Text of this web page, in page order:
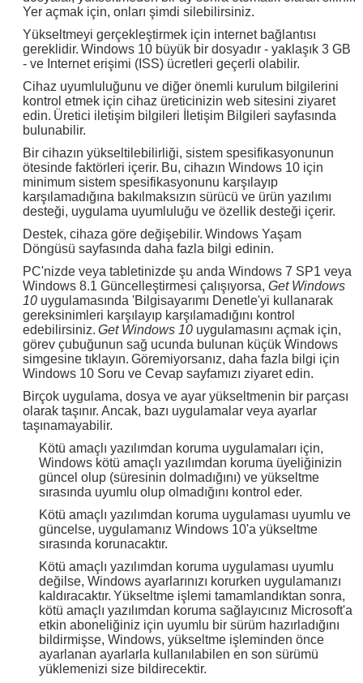
Yer açmak için, onları şimdi silebilirsiniz.
Yükseltmeyi gerçekleştirmek için internet bağlantısı
gereklidir. Windows 10 büyük bir dosyadır - yaklaşık 3 GB
- ve Internet erişimi (ISS) ücretleri geçerli olabilir.
Cihaz uyumluluğunu ve diğer önemli kurulum bilgilerini
kontrol etmek için cihaz üreticinizin web sitesini ziyaret
edin. Üretici iletişim bilgileri İletişim Bilgileri sayfasında
bulunabilir.
Bir cihazın yükseltilebilirliği, sistem spesifikasyonunun
ötesinde faktörleri içerir. Bu, cihazın Windows 10 için
minimum sistem spesifikasyonunu karşılayıp
karşılamadığına bakılmaksızın sürücü ve ürün yazılımı
desteği, uygulama uyumluluğu ve özellik desteği içerir.
Destek, cihaza göre değişebilir. Windows Yaşam
Döngüsü sayfasında daha fazla bilgi edinin.
PC'nizde veya tabletinizde şu anda Windows 7 SP1 veya
Windows 8.1 Güncelleştirmesi çalışıyorsa, Get Windows
10 uygulamasında 'Bilgisayarımı Denetle'yi kullanarak
gereksinimleri karşılayıp karşılamadığını kontrol
edebilirsiniz. Get Windows 10 uygulamasını açmak için,
görev çubuğunun sağ ucunda bulunan küçük Windows
simgesine tıklayın. Göremiyorsanız, daha fazla bilgi için
Windows 10 Soru ve Cevap sayfamızı ziyaret edin.
Birçok uygulama, dosya ve ayar yükseltmenin bir parçası
olarak taşınır. Ancak, bazı uygulamalar veya ayarlar
taşınamayabilir.
Kötü amaçlı yazılımdan koruma uygulamaları için,
Windows kötü amaçlı yazılımdan koruma üyeliğinizin
güncel olup (süresinin dolmadığını) ve yükseltme
sırasında uyumlu olup olmadığını kontrol eder.
Kötü amaçlı yazılımdan koruma uygulaması uyumlu ve
güncelse, uygulamanız Windows 10'a yükseltme
sırasında korunacaktır.
Kötü amaçlı yazılımdan koruma uygulaması uyumlu
değilse, Windows ayarlarınızı korurken uygulamanızı
kaldıracaktır. Yükseltme işlemi tamamlandıktan sonra,
kötü amaçlı yazılımdan koruma sağlayıcınız Microsoft'a
etkin aboneliğiniz için uyumlu bir sürüm hazırladığını
bildirmişse, Windows, yükseltme işleminden önce
ayarlanan ayarlarla kullanılabilen en son sürümü
yüklemenizi size bildirecektir.